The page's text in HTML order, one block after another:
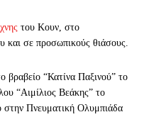
του Κουν, στο
σε προσωπικούς θιάσους.
βραβείο “Κατίνα Παξινού” το
“Αιμίλιος Βεάκης” το
στην Πνευματική Ολυμπιάδα